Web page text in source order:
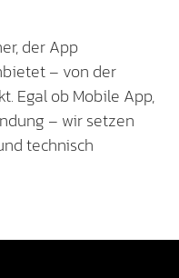
der App
– von der
Egal ob Mobile App,
– wir setzen
technisch